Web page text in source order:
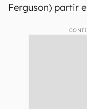
Ferguson) partir